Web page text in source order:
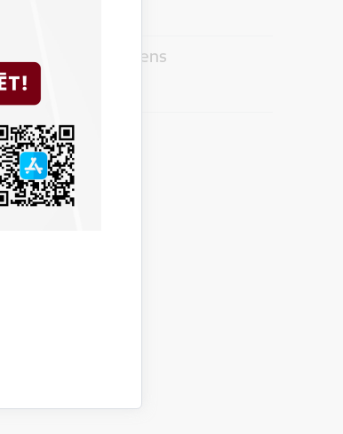
bet cietis viens
cilvēki